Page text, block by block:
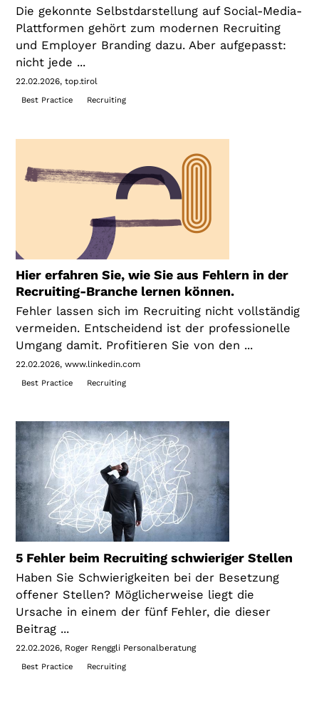
Die gekonnte Selbstdarstellung auf Social-Media-
Plattformen gehört zum modernen Recruiting
und Employer Branding dazu. Aber aufgepasst:
nicht jede ...
22.02.2026 top.tirol
Best Practice Recruiting
Hier erfahren Sie, wie Sie aus Fehlern in der
Recruiting-Branche lernen können.
Fehler lassen sich im Recruiting nicht vollständig
vermeiden. Entscheidend ist der professionelle
Umgang damit. Profitieren Sie von den ...
22.02.2026 www.linkedin.com
Best Practice Recruiting
5 Fehler beim Recruiting schwieriger Stellen
Haben Sie Schwierigkeiten bei der Besetzung
offener Stellen? Möglicherweise liegt die
Ursache in einem der fünf Fehler, die dieser
Beitrag ...
22.02.2026 Roger Renggli Personalberatung
Best Practice Recruiting